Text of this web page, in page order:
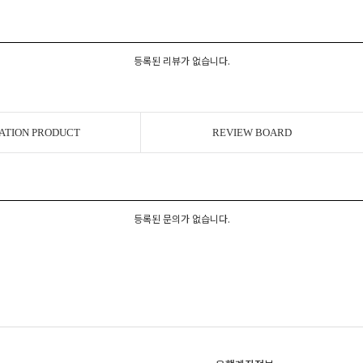
등록된 리뷰가 없습니다.
PRODUCT REVIEW BOARD
등록된 문의가 없습니다.